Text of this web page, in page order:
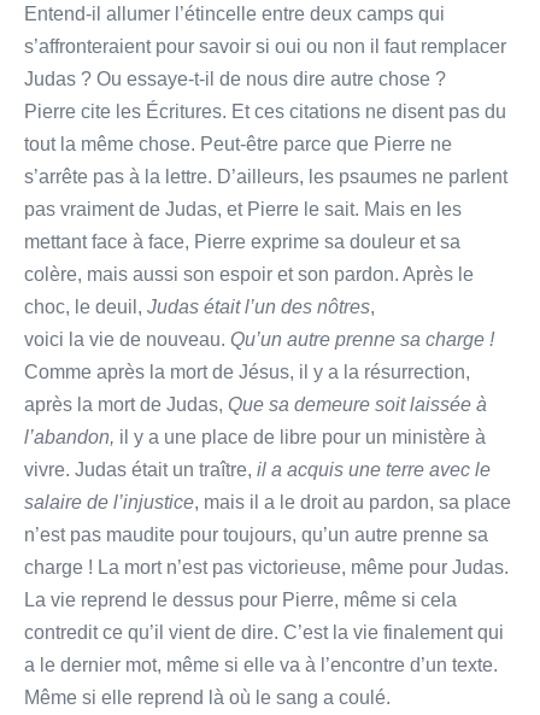
Entend-il allumer l’étincelle entre deux camps qui
s’affronteraient pour savoir si oui ou non il faut remplacer
Judas ? Ou essaye-t-il de nous dire autre chose ?
Pierre cite les Écritures. Et ces citations ne disent pas du
tout la même chose. Peut-être parce que Pierre ne
s’arrête pas à la lettre. D’ailleurs, les psaumes ne parlent
pas vraiment de Judas, et Pierre le sait. Mais en les
mettant face à face, Pierre exprime sa douleur et sa
colère, mais aussi son espoir et son pardon. Après le
choc, le deuil, Judas était l’un des nôtres,
voici la vie de nouveau. Qu’un autre prenne sa charge !
Comme après la mort de Jésus, il y a la résurrection,
après la mort de Judas, Que sa demeure soit laissée à
l’abandon, il y a une place de libre pour un ministère à
vivre. Judas était un traître, il a acquis une terre avec le
salaire de l’injustice, mais il a le droit au pardon, sa place
n’est pas maudite pour toujours, qu’un autre prenne sa
charge ! La mort n’est pas victorieuse, même pour Judas.
La vie reprend le dessus pour Pierre, même si cela
contredit ce qu’il vient de dire. C’est la vie finalement qui
a le dernier mot, même si elle va à l’encontre d’un texte.
Même si elle reprend là où le sang a coulé.